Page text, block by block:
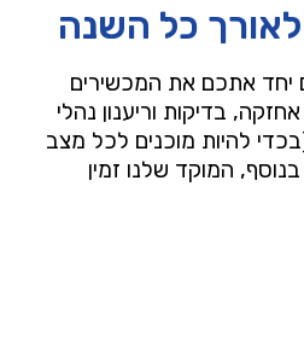
כל השנה
יחד אתכם את המכשירים
בדיקות וריענון נהלי
להיות מוכנים לכל מצב
המוקד שלנו זמין